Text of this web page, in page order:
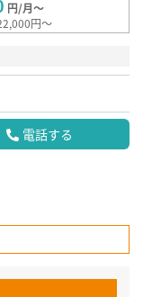
円/月～
円～
電話する